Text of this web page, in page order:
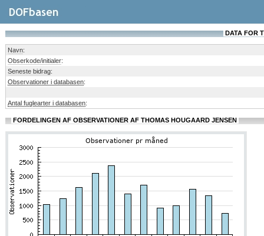
DATA FOR
Navn:
Obserkode/initialer:
Seneste bidrag:
Observationer i databasen:
Antal fuglearter i databasen:
FORDELINGEN AF OBSERVATIONER AF THOMAS HOUGAARD JENSEN